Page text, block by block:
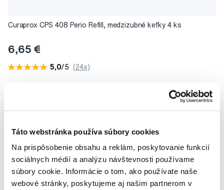
Táto webstránka používa súbory cookies
Na prispôsobenie obsahu a reklám, poskytovanie funkcií
sociálnych médií a analýzu návštevnosti používame
súbory cookie. Informácie o tom, ako používate naše
webové stránky, poskytujeme aj našim partnerom v
Curaprox CPS 408 Perio Refill, medzizubné kefky 4 ks
6,65 €
5,0/5 (24x)